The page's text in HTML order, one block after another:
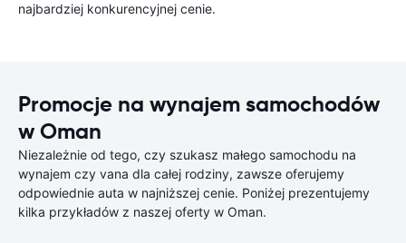
najbardziej konkurencyjnej cenie.
Promocje na wynajem samochodów
w Oman
Niezależnie od tego, czy szukasz małego samochodu na
wynajem czy vana dla całej rodziny, zawsze oferujemy
odpowiednie auta w najniższej cenie. Poniżej prezentujemy
kilka przykładów z naszej oferty w Oman.